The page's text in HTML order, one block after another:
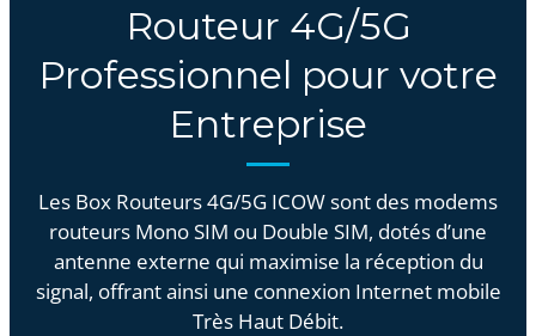
Routeur 4G/5G
Professionnel pour votre
Entreprise
Les Box Routeurs 4G/5G ICOW sont des modems
routeurs Mono SIM ou Double SIM, dotés d’une
antenne externe qui maximise la réception du
signal, offrant ainsi une connexion Internet mobile
Très Haut Débit.